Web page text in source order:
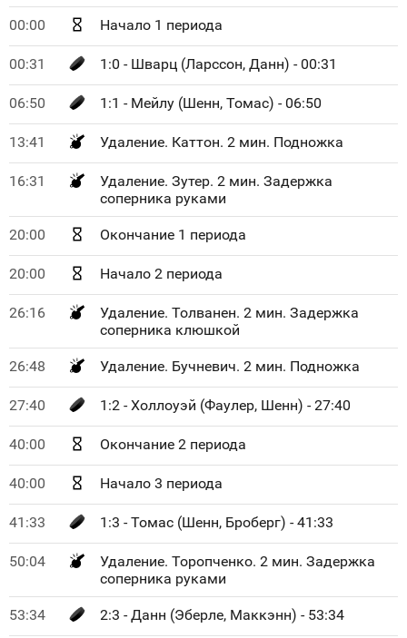
00:00 Начало 1 периода
00:31 1:0 - Шварц (Ларссон, Данн) - 00:31
06:50 1:1 - Мейлу (Шенн, Томас) - 06:50
13:41 Удаление. Каттон. 2 мин. Подножка
16:31
Удаление. Зутер. 2 мин. Задержка
соперника руками
20:00 Окончание 1 периода
20:00 Начало 2 периода
26:16
Удаление. Толванен. 2 мин. Задержка
соперника клюшкой
26:48 Удаление. Бучневич. 2 мин. Подножка
27:40 1:2 - Холлоуэй (Фаулер, Шенн) - 27:40
40:00 Окончание 2 периода
40:00 Начало 3 периода
41:33 1:3 - Томас (Шенн, Броберг) - 41:33
50:04
Удаление. Торопченко. 2 мин. Задержка
соперника руками
53:34 2:3 - Данн (Эберле, Маккэнн) - 53:34